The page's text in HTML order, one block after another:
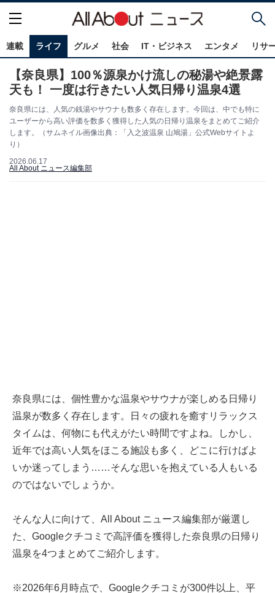
連載 ライフ グルメ 社会 IT・ビジネス エンタメ リサ
【奈良県】100％源泉かけ流しの秘湯や絶景露
天も！ 一度は行きたい人気日帰り温泉4選
奈良県には、人気の銭湯やサウナも数多く存在します。今回は、中でも特に
ユーザーから高い評価を数多く獲得した人気の日帰り温泉をまとめてご紹介
します。（サムネイル画像出典：「入之波温泉 山鳩湯」公式Webサイトよ
り）
2026.06.17
All About ニュース編集部
奈良県には、個性豊かな温泉やサウナが楽しめる日帰り
温泉が数多く存在します。日々の疲れを癒すリラックス
タイムは、何物にも代えがたい時間ですよね。しかし、
近年では高い人気をほこる施設も多く、どこに行けばよ
いか迷ってしまう……そんな思いを抱えている人もいる
のではないでしょうか。
そんな人に向けて、All About ニュース編集部が厳選し
た、Googleクチコミで高評価を獲得した奈良県の日帰り
温泉を4つまとめてご紹介します。
※2026年6月時点で、Googleクチコミが300件以上、平